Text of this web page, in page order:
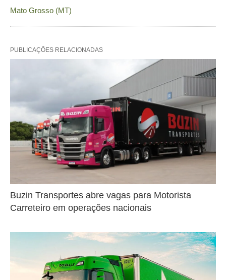
Mato Grosso (MT)
PUBLICAÇÕES RELACIONADAS
Buzin Transportes abre vagas para Motorista
Carreteiro em operações nacionais